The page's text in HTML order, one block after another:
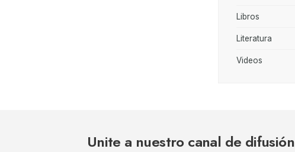
Libros
Literatura
Videos
Unite a nuestro canal de difusión